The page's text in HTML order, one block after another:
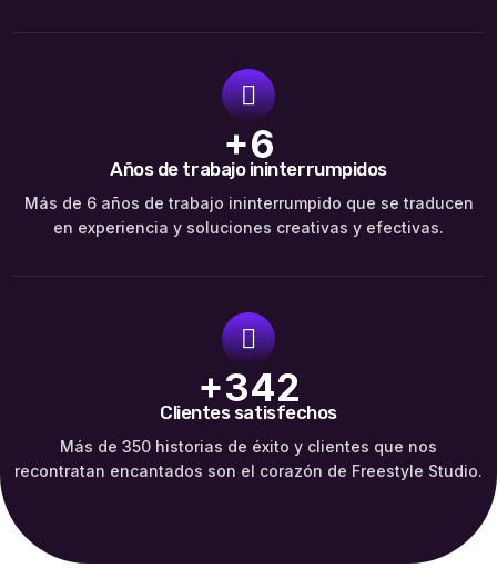
+6
Años de trabajo ininterrumpidos
Más de 6 años de trabajo ininterrumpido que se traducen
en experiencia y soluciones creativas y efectivas.
+348
Clientes satisfechos
Más de 350 historias de éxito y clientes que nos
recontratan encantados son el corazón de Freestyle Studio.